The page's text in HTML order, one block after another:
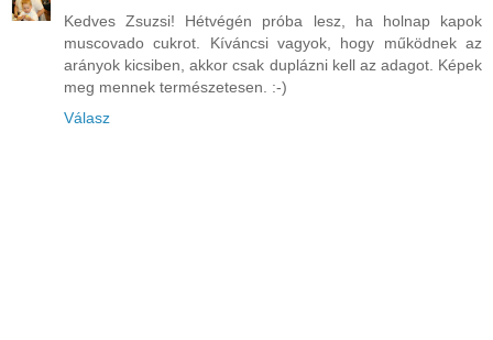
Kedves Zsuzsi! Hétvégén próba lesz, ha holnap kapok
muscovado cukrot. Kíváncsi vagyok, hogy működnek az
arányok kicsiben, akkor csak duplázni kell az adagot. Képek
meg mennek természetesen. :-)
Válasz